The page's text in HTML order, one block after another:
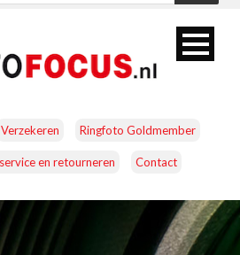
Verzekeren Ringfoto Goldmember
en retourneren Contact
ACCESSOIRES